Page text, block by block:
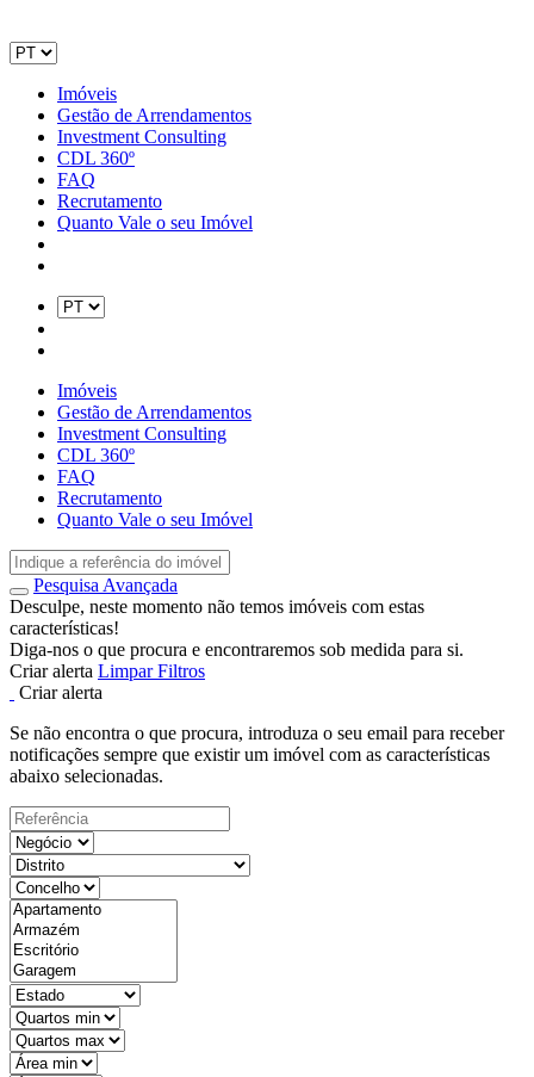
Imóveis
Gestão de Arrendamentos
Investment Consulting
CDL 360º
FAQ
Recrutamento
Quanto Vale o seu Imóvel
Imóveis
Gestão de Arrendamentos
Investment Consulting
CDL 360º
FAQ
Recrutamento
Quanto Vale o seu Imóvel
Pesquisa Avançada
Desculpe, neste momento não temos imóveis com estas
características!
Diga-nos o que procura e encontraremos sob medida para si.
Criar alerta Limpar Filtros
Criar alerta
Se não encontra o que procura, introduza o seu email para receber
notificações sempre que existir um imóvel com as características
abaixo selecionadas.